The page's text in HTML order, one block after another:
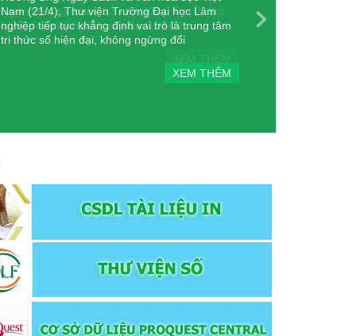
Nam (21/4), Thư viện Trường Đại học Lâm
nghiệp tiếp tục khẳng định vai trò là trung tâm
tri thức số hiện đại, không ngừng đổi
XEM THÊM
tuyển sớm từ tháng 02 - 07/2024; Đợt 2: Xét
tuyển theo kế hoạch của Bộ GD&ĐT.
XEM THÊM